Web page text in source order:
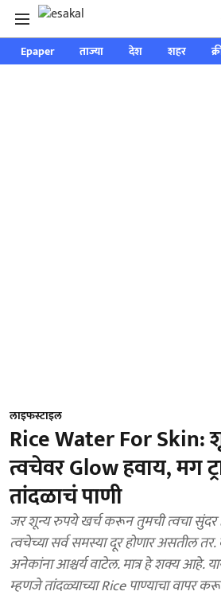
Epaper ताज्या देश शहर
लाइफस्टाइल
Rice Water For Skin:
त्वचेवर Glow हवाय, मग
तांदळाचं पाणी
जर शून्य रुपये खर्च करून तुमची त्वचा
त्वचेच्या सर्व समस्या दूर होणार असतील
अनेकांना आश्चर्य वाटेल. मात्र हे शक्य आहे.
म्हणजे तांदळ्याच्या Rice पाण्याचा वापर